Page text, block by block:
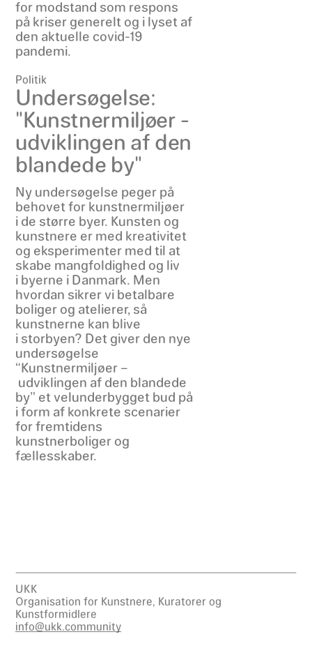
for modstand som respons
på kriser generelt og i lyset af
den aktuelle covid-19
pandemi.
Politik
Undersøgelse:
"Kunstnermiljøer -
udviklingen af den
blandede by"
Ny undersøgelse peger på
behovet for kunstnermiljøer
i de større byer. Kunsten og
kunstnere er med kreativitet
og eksperimenter med til at
skabe mangfoldighed og liv
i byerne i Danmark. Men
hvordan sikrer vi betalbare
boliger og atelierer, så
kunstnerne kan blive
i storbyen? Det giver den nye
undersøgelse
“Kunstnermiljøer –
udviklingen af den blandede
by” et velunderbygget bud på
i form af konkrete scenarier
for fremtidens
kunstnerboliger og
fællesskaber.
UKK
Organisation for Kunstnere, Kuratorer og
Kunstformidlere
info@ukk.community